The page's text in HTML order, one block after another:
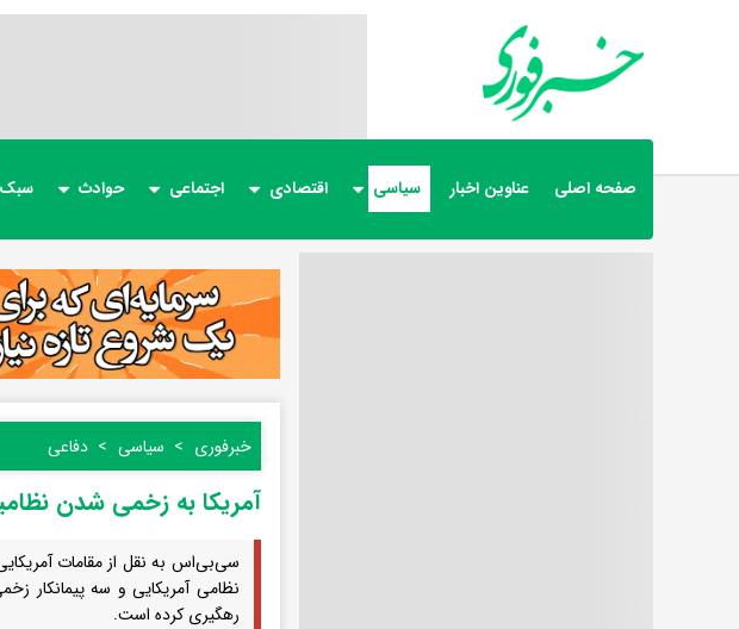
صفحه اصلی عناوین اخبار سیاسی اقتصادی اجتماعی حوادث سبک
خبرفوری سیاسی دفاعی
آمریکا به زخمی شدن
سی‌بی‌اس به نقل از مقامات
نظامی آمریکایی و سه پیمانکار
رهگیری کرده است.